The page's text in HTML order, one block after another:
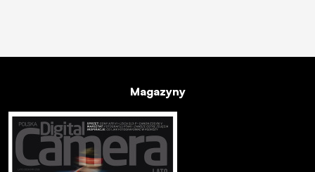
Magazyny